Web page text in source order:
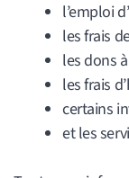
l’emploi
les frais
les dons
les frais
certains
et les